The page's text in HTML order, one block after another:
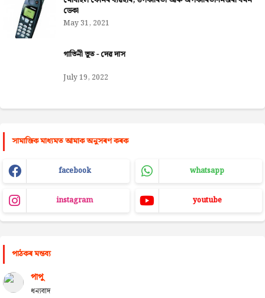
ডেকা
May 31, 2021
গাভিনী ভূত - দেৱ দাস
July 19, 2022
সামাজিক মাধ্যমত আমাক অনুসৰণ কৰক
facebook whatsapp
instagram youtube
পাঠকৰ মন্তব্য
পাপু
ধন্যবাদ